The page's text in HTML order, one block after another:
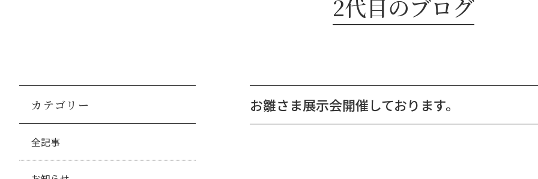
2代目のブログ
カテゴリー
全記事
お雛さま展示会開催しております。